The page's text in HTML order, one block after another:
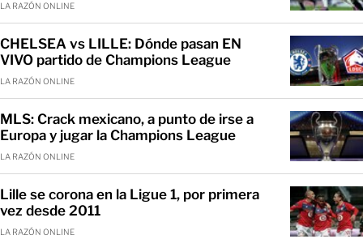
LA RAZÓN ONLINE
CHELSEA vs LILLE: Dónde pasan EN
VIVO partido de Champions League
LA RAZÓN ONLINE
MLS: Crack mexicano, a punto de irse a
Europa y jugar la Champions League
LA RAZÓN ONLINE
Lille se corona en la Ligue 1, por primera
vez desde 2011
LA RAZÓN ONLINE